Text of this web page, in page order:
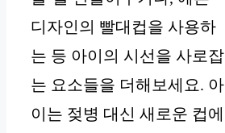
디자인의 빨대컵을 사용하
는 등 아이의 시선을 사로잡
는 요소들을 더해보세요. 아
이는 젖병 대신 새로운 컵에